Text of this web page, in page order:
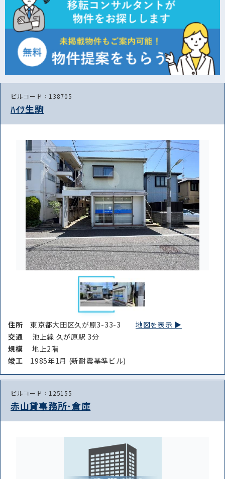
ビルコード：138705
ﾊｲﾂ生駒
住所東京都大田区久が原3-33-3地図を表示 ▶︎
交通
池上線 久が原駅 3分
規模
地上2階
竣⼯ 1985年1月 (新耐震基準ビル)
ビルコード：125155
赤山貸事務所･倉庫